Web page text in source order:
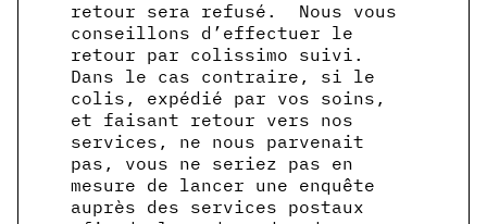
retour sera refusé. Nous vous
conseillons d’effectuer le
retour par colissimo suivi.
Dans le cas contraire, si le
colis, expédié par vos soins,
et faisant retour vers nos
services, ne nous parvenait
pas, vous ne seriez pas en
mesure de lancer une enquête
auprès des services postaux